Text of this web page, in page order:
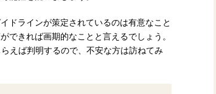
ドラインが策定されているのは有意なこと
できれば画期的なことと言えるでしょう。
えば判明するので、不安な方は訪ねてみ